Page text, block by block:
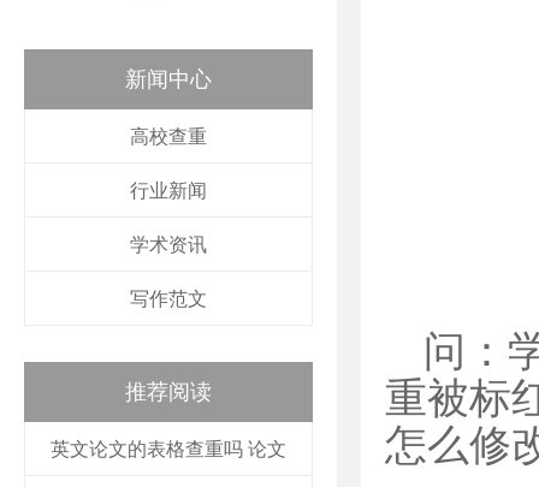
新闻中心
高校查重
行业新闻
学术资讯
写作范文
推荐阅读
英文论文的表格查重吗 论文
问：
重被标
怎么修